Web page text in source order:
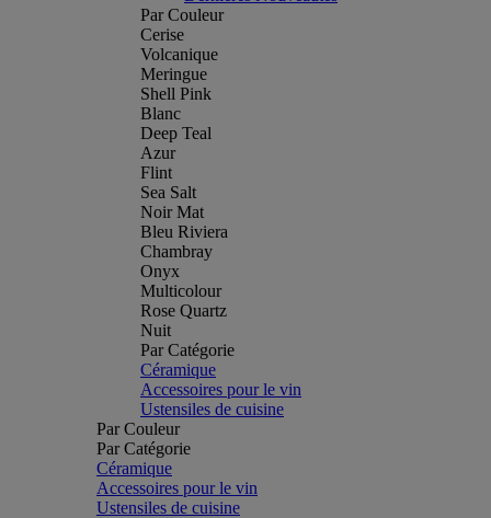
Par Couleur
Cerise
Volcanique
Meringue
Shell Pink
Blanc
Deep Teal
Azur
Flint
Sea Salt
Noir Mat
Bleu Riviera
Chambray
Onyx
Multicolour
Rose Quartz
Nuit
Par Catégorie
Céramique
Accessoires pour le vin
Ustensiles de cuisine
Par Couleur
Par Catégorie
Céramique
Accessoires pour le vin
Ustensiles de cuisine